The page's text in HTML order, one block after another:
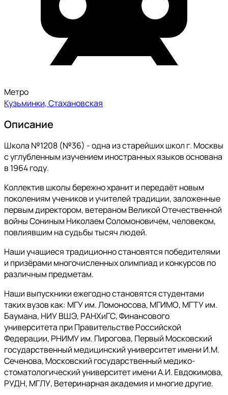
Метро
Кузьминки, Стахановская
Описание
Школа №1208 (№36) - одна из старейших школ г. Москвы
с углубленным изучением иностранных языков основана
в 1964 году.
Коллектив школы бережно хранит и передаёт новым
поколениям учеников и учителей традиции, заложенные
первым директором, ветераном Великой Отечественной
войны Сониным Николаем Соломоновичем, человеком,
повлиявшим на судьбы тысяч людей.
Наши учащиеся традиционно становятся победителями
и призёрами многочисленных олимпиад и конкурсов по
различным предметам.
Наши выпускники ежегодно становятся студентами
таких вузов как: МГУ им. Ломоносова, МГИМО, МГТУ им.
Баумана, НИУ ВШЭ, РАНХиГС, Финансового
университета при Правительстве Российской
Федерации, РНИМУ им. Пирогова, Первый Московский
государственный медицинский университет имени И.М.
Сеченова, Московский государственный медико-
стоматологический университет имени А.И. Евдокимова,
РУДН, МГЛУ, Ветеринарная академия и многие другие.